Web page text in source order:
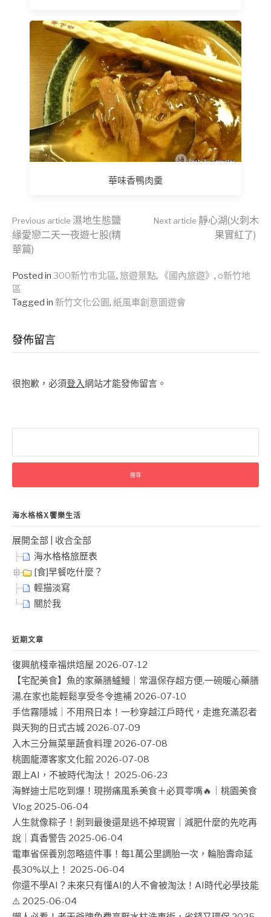
華味香鴨肉羹
Continue
Reading
Previous article 濕地生態鹽
緣愛戀二天一夜遊七股(精
華篇)
Next article 靜心湖(火刺木
果實紅了)
Posted in 300新竹市北區, 旅遊景點, 《國內旅遊》 , o新竹地
區
Tagged in 新竹文化公園, 紙風車創意園遊會
發佈留言
很抱歉，必須登入網站才能發佈留言。
關
字:
海水格格X饗樂生活
展開全部
收合全部
海水格格旅歷表
[食]早餐吃什麼？
輕描淡寫
關於我
近期文章
復興航棧幸福烘焙屋 2026-07-12
【宅配美食】魚的家藥膳鱸鰻｜常溫保存超方便,一碗暖心藥膳
湯,在家也能輕鬆享受冬令進補 2026-07-10
手信霧隱城｜不用飛日本！一秒穿越江戶時代，走進充滿忍者
與天狗的日式古城 2026-07-09
入木三分無菜單蔬食料理 2026-07-08
桃園龍潭客家文化館 2026-07-08
跟上AI，不被時代淘汰！ 2025-06-23
海鮮迪士尼吃到爆！現撈痛風系美食＋必買零嘴🔥｜桃園美食
Vlog 2025-06-04
人生就像粽子！剝到最後還是逃不掉現實｜減肥什麼的先吃再
說｜真香警告 2025-06-04
電車省保養別忽略這件事！每1萬公里調胎一次，輪胎壽命延
長30%以上！ 2025-06-04
你還不學AI？未來只有懂AI的人不會被淘汰！AI時代必學技能
⚠️ 2025-06-04